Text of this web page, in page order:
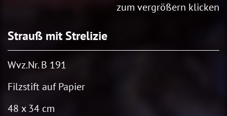
zum vergrößern klicken
Strauß mit Strelizie
Wvz.Nr. B 191
Filzstift auf Papier
48 x 34 cm